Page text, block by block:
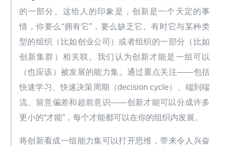
的一部分。这给人的印象是，创新是一个天定的事
情，你要么“拥有它”，要么缺乏它。有时它与某种类
型的组织（比如创业公司）或者组织的一部分（比如
创新集群）相关联。我们认为创新才能是一组可以
（也应该）被发展的能力集。通过重点关注——包括
快速学习、快速决策周期（decision cycle）、端到端
流、留意偏差和超前意识——创新才能可以分成许多
更小的“才能”，每个才能都可以在你的组织内发展。
将创新看成一组能力集可以打开思维，带来令人兴奋